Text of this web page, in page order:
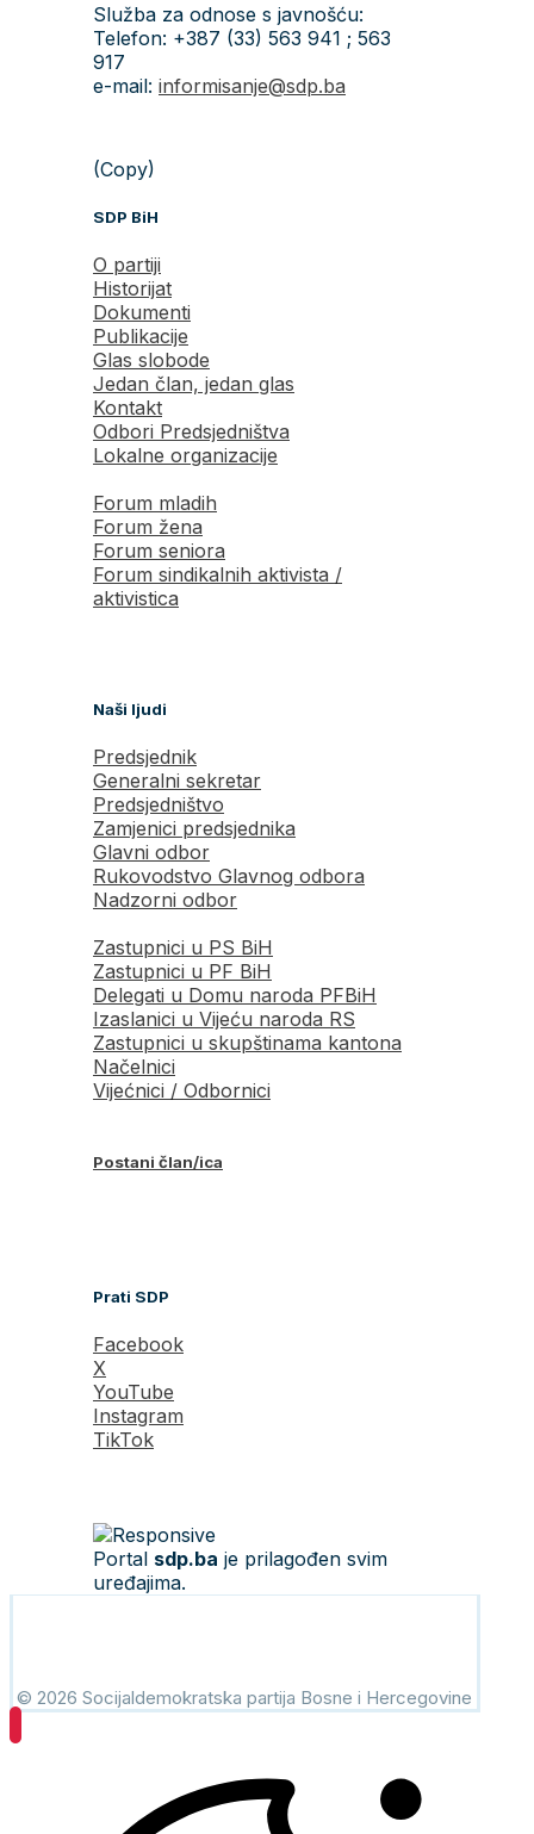
Služba za odnose s javnošću:
Telefon: +387 (33) 563 941 ; 563
917
e-mail: informisanje@sdp.ba
(Copy)
SDP BiH
O partiji
Historijat
Dokumenti
Publikacije
Glas slobode
Jedan član, jedan glas
Kontakt
Odbori Predsjedništva
Lokalne organizacije
Forum mladih
Forum žena
Forum seniora
Forum sindikalnih aktivista /
aktivistica
Naši ljudi
Predsjednik
Generalni sekretar
Predsjedništvo
Zamjenici predsjednika
Glavni odbor
Rukovodstvo Glavnog odbora
Nadzorni odbor
Zastupnici u PS BiH
Zastupnici u PF BiH
Delegati u Domu naroda PFBiH
Izaslanici u Vijeću naroda RS
Zastupnici u skupštinama kantona
Načelnici
Vijećnici / Odbornici
Postani član/ica
Prati SDP
Facebook
X
YouTube
Instagram
TikTok
Portal sdp.ba je prilagođen svim
uređajima.
© 2026 Socijaldemokratska partija Bosne i Hercegovine